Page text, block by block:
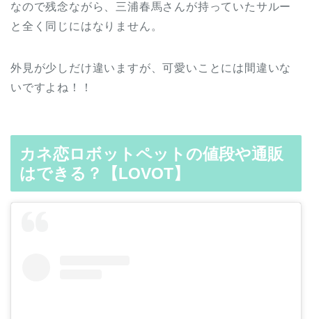
なので残念ながら、三浦春馬さんが持っていたサルー
と全く同じにはなりません。
外見が少しだけ違いますが、可愛いことには間違いな
いですよね！！
カネ恋ロボットペットの値段や通販
はできる？【LOVOT】